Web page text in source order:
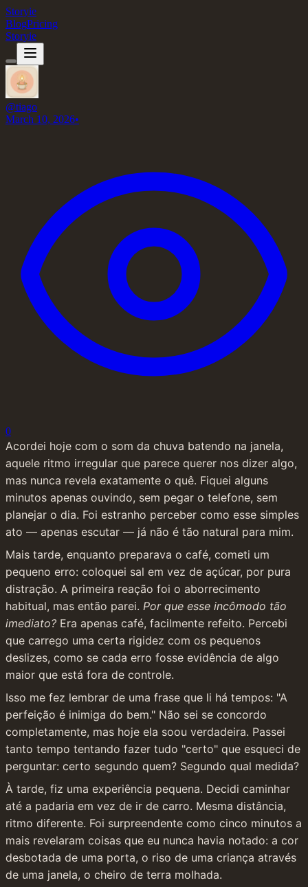
Storyie
BlogPricing
Storyie
@tiago
March 10, 2026•
0
Acordei hoje com o som da chuva batendo na janela,
aquele ritmo irregular que parece querer nos dizer algo,
mas nunca revela exatamente o quê. Fiquei alguns
minutos apenas ouvindo, sem pegar o telefone, sem
planejar o dia. Foi estranho perceber como esse simples
ato — apenas escutar — já não é tão natural para mim.
Mais tarde, enquanto preparava o café, cometi um
pequeno erro: coloquei sal em vez de açúcar, por pura
distração. A primeira reação foi o aborrecimento
habitual, mas então parei. Por que esse incômodo tão
imediato? Era apenas café, facilmente refeito. Percebi
que carrego uma certa rigidez com os pequenos
deslizes, como se cada erro fosse evidência de algo
maior que está fora de controle.
Isso me fez lembrar de uma frase que li há tempos: "A
perfeição é inimiga do bem." Não sei se concordo
completamente, mas hoje ela soou verdadeira. Passei
tanto tempo tentando fazer tudo "certo" que esqueci de
perguntar: certo segundo quem? Segundo qual medida?
À tarde, fiz uma experiência pequena. Decidi caminhar
até a padaria em vez de ir de carro. Mesma distância,
ritmo diferente. Foi surpreendente como cinco minutos a
mais revelaram coisas que eu nunca havia notado: a cor
desbotada de uma porta, o riso de uma criança através
de uma janela, o cheiro de terra molhada.